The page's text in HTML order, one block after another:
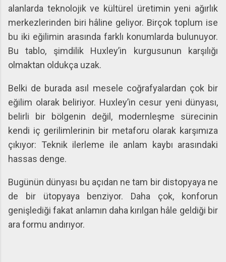
alanlarda teknolojik ve kültürel üretimin yeni ağırlık
merkezlerinden biri hâline geliyor. Birçok toplum ise
bu iki eğilimin arasında farklı konumlarda bulunuyor.
Bu tablo, şimdilik Huxley’in kurgusunun karşılığı
olmaktan oldukça uzak.
Belki de burada asıl mesele coğrafyalardan çok bir
eğilim olarak beliriyor. Huxley’in cesur yeni dünyası,
belirli bir bölgenin değil, modernleşme sürecinin
kendi iç gerilimlerinin bir metaforu olarak karşımıza
çıkıyor: Teknik ilerleme ile anlam kaybı arasındaki
hassas denge.
Bugünün dünyası bu açıdan ne tam bir distopyaya ne
de bir ütopyaya benziyor. Daha çok, konforun
genişlediği fakat anlamın daha kırılgan hâle geldiği bir
ara formu andırıyor.